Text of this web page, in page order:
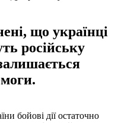
що українці
російську
бойові дії остаточно